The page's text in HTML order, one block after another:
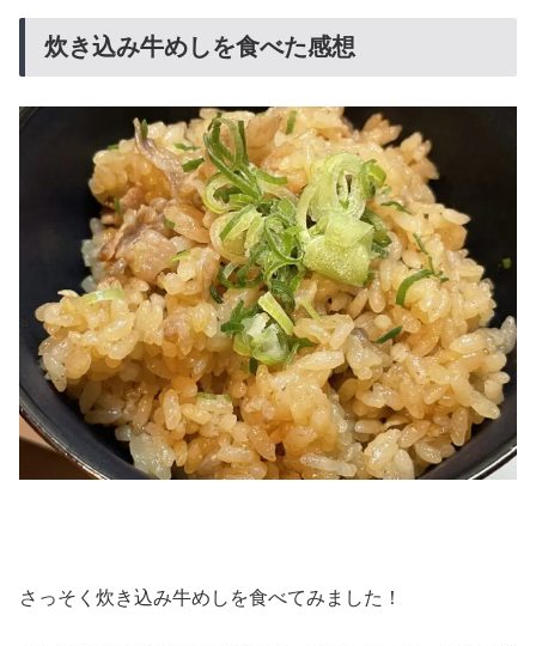
炊き込み牛めしを食べた感想
さっそく炊き込み牛めしを食べてみました！